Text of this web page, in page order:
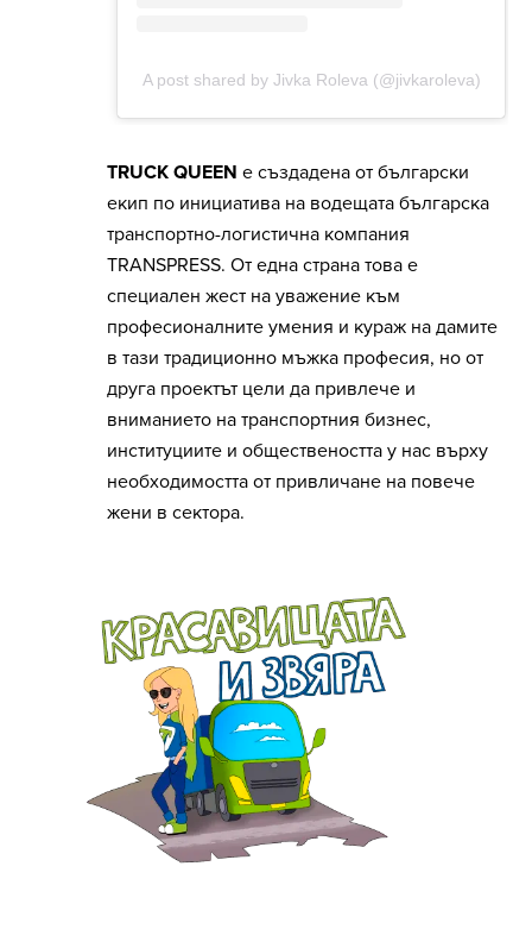
TRUCK QUEEN е създадена от български
екип по инициатива на водещата българска
транспортно-логистична компания
TRANSPRESS. От една страна това е
специален жест на уважение към
професионалните умения и кураж на дамите
в тази традиционно мъжка професия, но от
друга проектът цели да привлече и
вниманието на транспортния бизнес,
институциите и обществеността у нас върху
необходимостта от привличане на повече
жени в сектора.